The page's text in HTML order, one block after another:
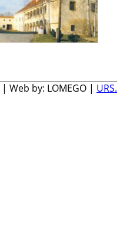
| Web by: LOMEGO | URS.